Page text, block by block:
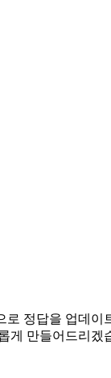
정답을 업데
게 만들어드리겠